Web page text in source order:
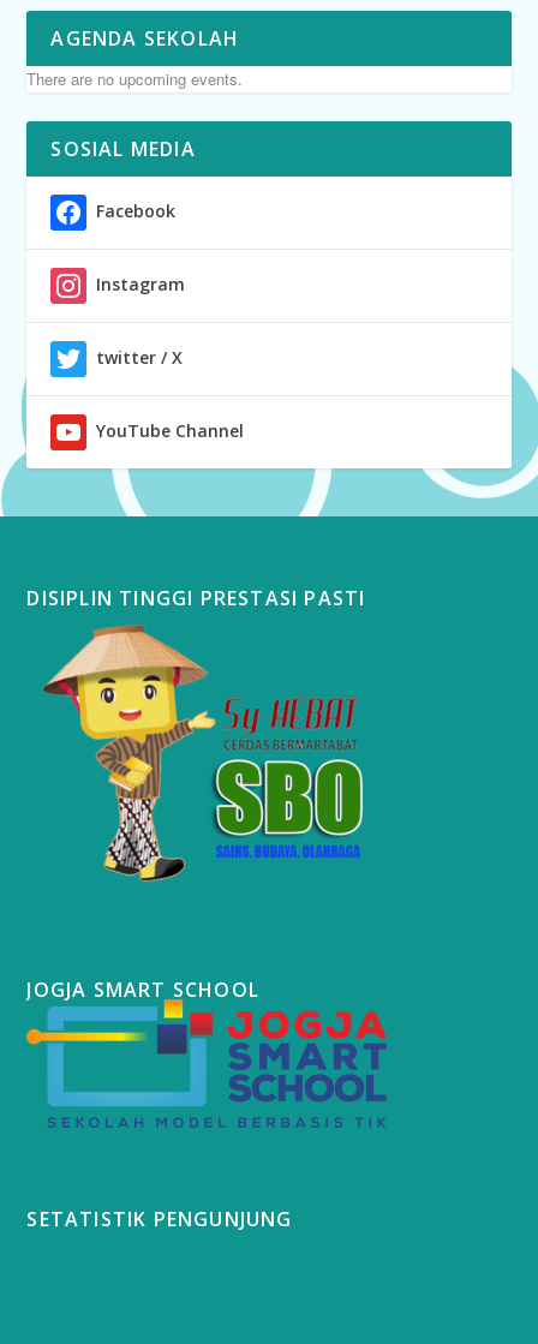
AGENDA SEKOLAH
There are no upcoming events.
SOSIAL MEDIA
Facebook
Instagram
twitter / X
YouTube Channel
DISIPLIN TINGGI PRESTASI PASTI
JOGJA SMART SCHOOL
SETATISTIK PENGUNJUNG